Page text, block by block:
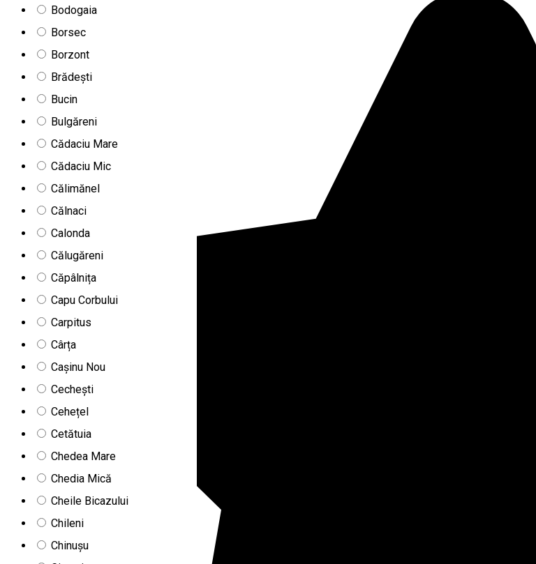
Bodogaia
Borsec
Borzont
Brădești
Bucin
Bulgăreni
Cădaciu Mare
Cădaciu Mic
Călimănel
Călnaci
Calonda
Călugăreni
Căpâlnița
Capu Corbului
Carpitus
Cârța
Cașinu Nou
Cechești
Cehețel
Cetătuia
Chedea Mare
Chedia Mică
Cheile Bicazului
Chileni
Chinușu